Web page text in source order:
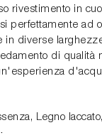
rivestimento in
perfettamente ad
in diverse
di qualità
Legno